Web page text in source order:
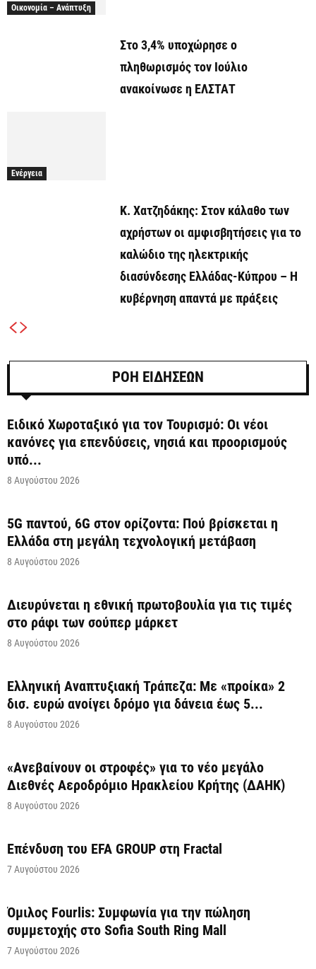
Οικονομία – Ανάπτυξη
Στο 3,4% υποχώρησε ο
πληθωρισμός τον Ιούλιο
ανακοίνωσε η ΕΛΣΤΑΤ
Ενέργεια
Κ. Χατζηδάκης: Στον κάλαθο των
αχρήστων οι αμφισβητήσεις για το
καλώδιο της ηλεκτρικής
διασύνδεσης Ελλάδας-Κύπρου – Η
κυβέρνηση απαντά με πράξεις
ΡΟΗ ΕΙΔΗΣΕΩΝ
Ειδικό Χωροταξικό για τον Τουρισμό: Οι νέοι
κανόνες για επενδύσεις, νησιά και προορισμούς
υπό...
8 Αυγούστου 2026
5G παντού, 6G στον ορίζοντα: Πού βρίσκεται η
Ελλάδα στη μεγάλη τεχνολογική μετάβαση
8 Αυγούστου 2026
Διευρύνεται η εθνική πρωτοβουλία για τις τιμές
στο ράφι των σούπερ μάρκετ
8 Αυγούστου 2026
Ελληνική Αναπτυξιακή Τράπεζα: Με «προίκα» 2
δισ. ευρώ ανοίγει δρόμο για δάνεια έως 5...
8 Αυγούστου 2026
«Ανεβαίνουν οι στροφές» για το νέο μεγάλο
Διεθνές Αεροδρόμιο Ηρακλείου Κρήτης (ΔΑΗΚ)
8 Αυγούστου 2026
Επένδυση του EFA GROUP στη Fractal
7 Αυγούστου 2026
Όμιλος Fourlis: Συμφωνία για την πώληση
συμμετοχής στο Sofia South Ring Mall
7 Αυγούστου 2026